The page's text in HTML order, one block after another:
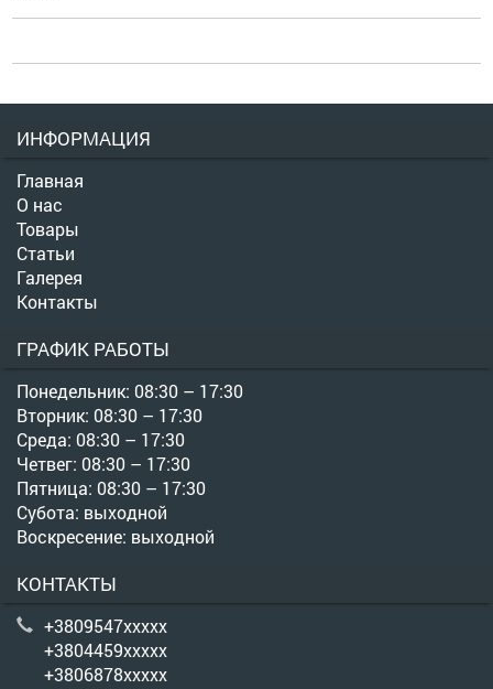
ИНФОРМАЦИЯ
Главная
О нас
Товары
Статьи
Галерея
Контакты
ГРАФИК РАБОТЫ
Понедельник: 08:30 – 17:30
Вторник: 08:30 – 17:30
Среда: 08:30 – 17:30
Четвег: 08:30 – 17:30
Пятница: 08:30 – 17:30
Субота: выходной
Воскресение: выходной
КОНТАКТЫ
+3809547xxxxx
+3804459xxxxx
+3806878xxxxx